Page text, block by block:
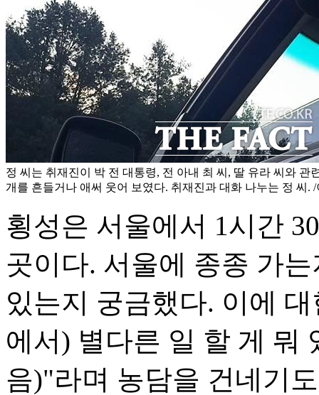
정 씨는 취재진이 박 전 대통령, 전 아내 최 씨, 딸 유라 씨와 관
개를 흔들거나 애써 웃어 보였다. 취재진과 대화 나누는 정 씨.
횡성은 서울에서 1시간
곳이다. 서울에 종종 가
있는지 궁금했다. 이에
에서) 별다른 일 할 게 뭐
음)"라며 농담을 건네기